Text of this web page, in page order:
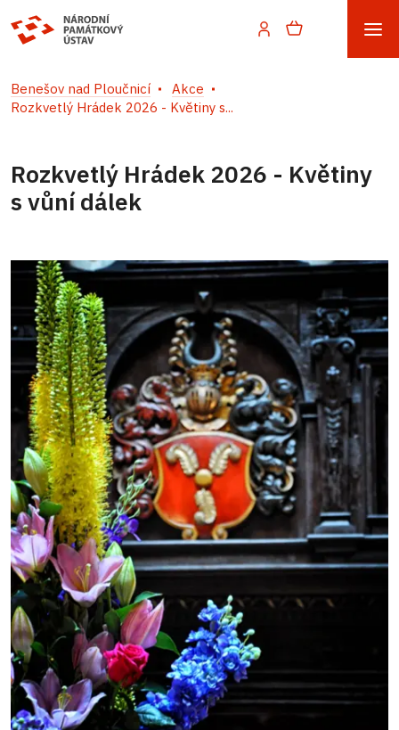
Benešov nad Ploučnicí
Akce
Rozkvetlý Hrádek 2026 - Květiny s...
Rozkvetlý Hrádek 2026 - Květiny
s vůní dálek